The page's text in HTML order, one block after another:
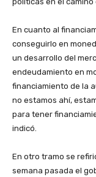
En cuanto al
conseguirlo en
un desarrollo del
endeudamiento en
financiamiento de la
no estamos ahí,
para tener
indicó.
En otro tramo se
semana pasada el